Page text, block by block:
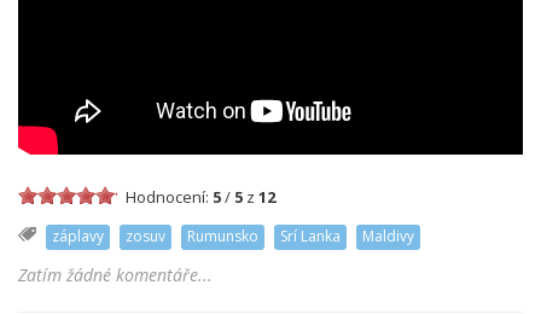
Hodnocení: 5/ 5 z 12
záplavy zosuv Rumunsko Srí Lanka Maldivy
Zatím žádné komentáře...